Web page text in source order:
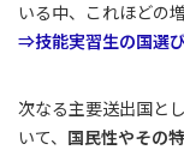
いる中、これほどの
⇒技能実習生の国選
次なる主要送出国と
いて、 国民性やその